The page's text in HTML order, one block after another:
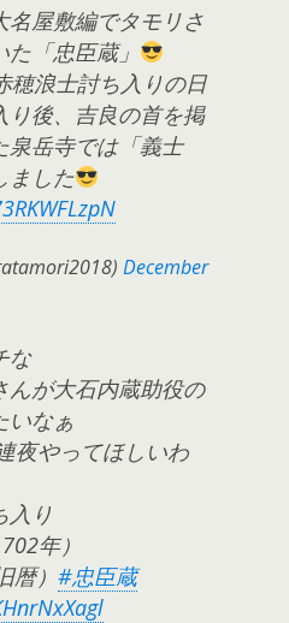
名屋敷編でタモリさ
「忠臣蔵」
穂浪士討ち入りの日
り後、吉良の首を掲
泉岳寺では「義士
ました
December
な
んが大石内蔵助役の
いなぁ
夜やってほしいわ
入り
年）
暦） #忠臣蔵